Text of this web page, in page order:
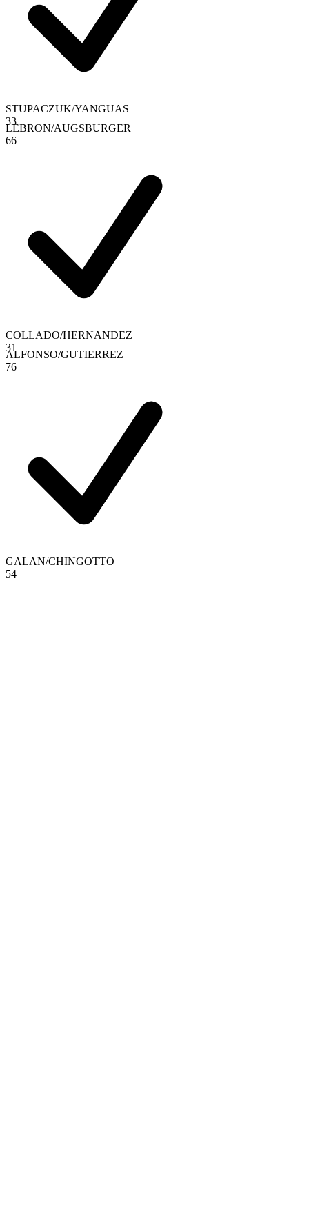
STUPACZUK/YANGUAS
33
LEBRON/AUGSBURGER
66
COLLADO/HERNANDEZ
31
ALFONSO/GUTIERREZ
76
GALAN/CHINGOTTO
54